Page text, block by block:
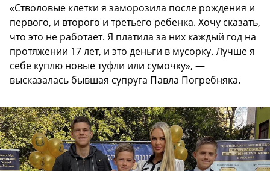
«Стволовые клетки я заморозила после рождения и
первого, и второго и третьего ребенка. Хочу сказать,
что это не работает. Я платила за них каждый год на
протяжении 17 лет, и это деньги в мусорку. Лучше я
себе куплю новые туфли или сумочку», —
высказалась бывшая супруга Павла Погребняка.